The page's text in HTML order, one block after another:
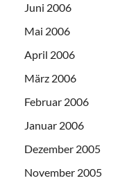
Juni 2006
Mai 2006
April 2006
März 2006
Februar 2006
Januar 2006
Dezember 2005
November 2005